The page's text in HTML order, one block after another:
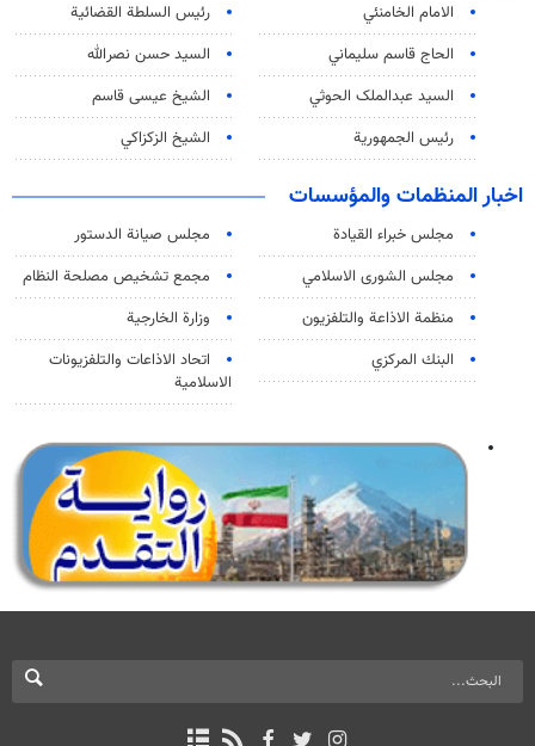
الامام الخامنئي
رئیس السلطة القضائیة
الحاج قاسم سليماني
السيد حسن نصرالله
السید عبدالملک الحوثي
الشيخ عيسى قاسم
رئيس الجمهورية
الشيخ الزكزاكي
اخبار المنظمات والمؤسسات
مجلس خبراء القيادة
مجلس صيانة الدستور
مجلس الشورى الاسلامي
مجمع تشخيص مصلحة النظام
منظمة الاذاعة والتلفزیون
وزارة الخارجية
البنك المركزي
اتحاد الاذاعات والتلفزيونات
الاسلامية